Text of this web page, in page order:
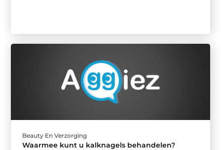
Beauty En Verzorging
Waarmee kunt u kalknagels behandelen?